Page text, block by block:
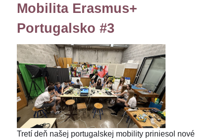
Mobilita Erasmus+
Portugalsko #3
Tretí deň našej portugalskej mobility priniesol nové